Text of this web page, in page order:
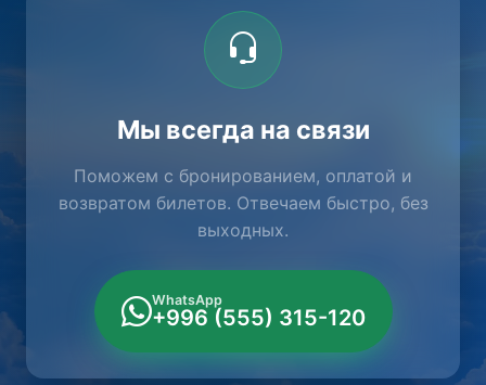
Мы всегда на связи
Поможем с бронированием, оплатой и
возвратом билетов. Отвечаем быстро, без
выходных.
WhatsApp
+996 (555) 315-120